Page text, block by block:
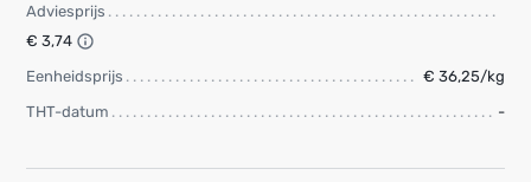
Adviesprijs
€ 3,74
Eenheidsprijs
€ 36,25/kg
THT-datum
-